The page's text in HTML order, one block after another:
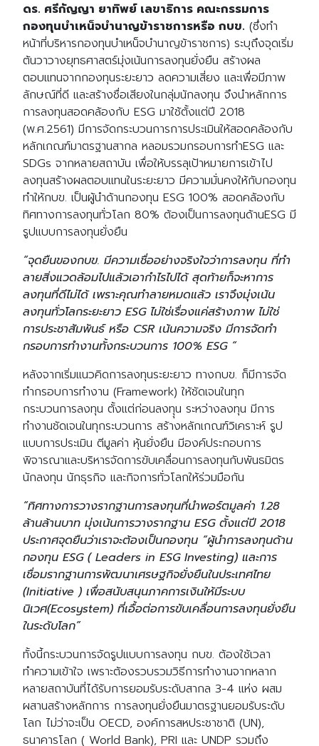
ดร. ศรีกัญญา ยาทิพย์ เลขาธิการ คณะกรรมการ
กองทุนบำเหน็จบำนาญข้าราชการหรือ กบข. (ซึ่งทำ
หน้าที่บริหารกองทุนบำเหน็จบำนาญข้าราชการ) ระบุถึงจุดเริ่ม
ต้นวาวางยุทธศาสตร์มุ่งเน้นการลงทุนยั่งยืน สร้างผล
ตอบแทนจากกองทุนระยะยาว ลดความเสี่ยง และเพื่อมีภาพ
ลักษณ์ที่ดี และสร้างชื่อเสียงในกลุ่มนักลงทุน จึงนำหลักการ
การลงทุนสอดคล้องกับ ESG มาใช้ตั้งแต่ปี 2018
(พ.ศ.2561) มีการจัดกระบวนการการประเมินให้สอดคล้องกับ
หลักเกณฑ์มาตรฐานสากล หลอมรวมกรอบการทำESG และ
SDGs จากหลายสถาบัน เพื่อให้บรรลุเป้าหมายการเข้าไป
ลงทุนสร้างผลตอบแทนในระยะยาว มีความมั่นคงให้กับกองทุน
ทำให้กบข. เป็นผู้นำด้านกองทุน ESG 100% สอดคล้องกับ
ทิศทางการลงทุนทั่วโลก 80% ต้องเป็นการลงทุนด้านESG มี
รูปแบบการลงทุนยั่งยืน
“จุดยืนของกบข. มีความเชื่ออย่างจริงใจว่าการลงทุน ที่ทํา
ลายสิ่งแวดล้อมไปแล้วเอากําไรไปได้ สุดท้ายก็จะหาการ
ลงทุนที่ดีไม่ได้ เพราะคุณทําลายหมดแล้ว เราจึงมุ่งเน้น
ลงทุนทั่วโลกระยะยาว ESG ไม่ใช่เรื่องแค่สร้างภาพ ไม่ใช่
การประชาสัมพันธ์ หรือ CSR เน้นความจริง มีการจัดทำ
กรอบการทำงานทั้งกระบวนการ 100% ESG “
หลังจากเริ่มแนวคิดการลงทุนระยะยาว ทางกบข. ก็มีการจัด
ทำกรอบการทำงาน (Framework) ให้ชัดเจนในทุก
กระบวนการลงทุน ตั้งแต่ก่อนลงทุุน ระหว่างลงทุน มีการ
ทำงานชัดเจนในทุกระบวนการ สร้างหลักเกณฑ์วิเคราะห์ รูป
แบบการประเมิน ตีมูลค่า หุ้นยั่งยืน มีองค์ประกอบการ
พิจารณาและบริหารจัดการขับเคลื่อนการลงทุนกับพันธมิตร
นักลงทุน นักธุรกิจ และกิจการทั่วโลกให้ร่วมมือกัน
“ทิศทางการวางรากฐานการลงทุนที่นำพอร์ตมูลค่า 1.28
ล้านล้านบาท มุ่งเน้นการวางรากฐาน ESG ตั้งแต่ปี 2018
ประกาศจุดยืนว่าเราจะต้องเป็นกองทุน “ผู้นำการลงทุนด้าน
กองทุน ESG ( Leaders in ESG Investing) และการ
เชื่อมรากฐานการพัฒนาเศรษฐกิจยั่งยืนในประเทศไทย
(Initiative ) เพื่อสนับสนุนภาคการเงินให้มีระบบ
นิเวศ(Ecosystem) ที่เอื้อต่อการขับเคลื่อนการลงทุนยั่งยืน
ในระดับโลก”
ทั้งนี้กระบวนการจัดรูปแบบการลงทุน กบข. ต้องใช้เวลา
ทำความเข้าใจ เพราะต้องรวบรวมวิธีการทำงานจากหลาก
หลายสถาบันที่ได้รับการยอมรับระดับสากล 3-4 แห่ง ผสม
ผสานสร้างหลักการ การลงทุนยั่งยืนมาตรฐานยอมรับระดับ
โลก ไม่ว่าจะเป็น OECD, องค์การสหประชาชาติ (UN),
ธนาคารโลก ( World Bank), PRI และ UNDP รวมถึง